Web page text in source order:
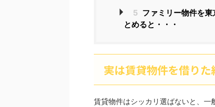
5 ファミリー物件を
とめると・・・
実は賃貸物件を借り
賃貸物件はシッカリ選ばないと、一